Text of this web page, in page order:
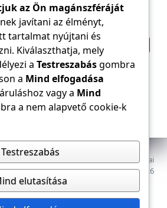
Áramfogyasztás
Építőipar átviteli hálózat
a Magyar Mérnöki Kamara Elektrotechnikai
lapja. Minden jog fenntartva, © 2009–2026
Dokumentumok Tagozat
az Ön magánszféráját
javítani az élményt,
tartalmat nyújtani és
Kiválaszthatja, mely
a Testreszabásgombra
a Mind elfogadása
vagy a Mind
a nem alapvető cookie-k
Testreszabás
elutasítása